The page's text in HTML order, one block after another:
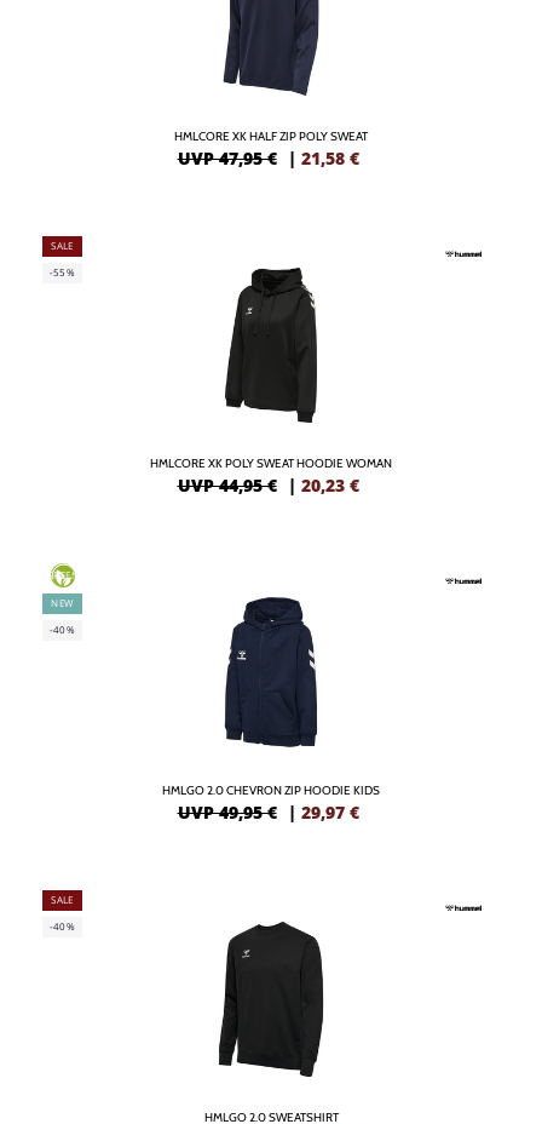
HMLCORE XK HALF ZIP POLY SWEAT
UVP 47,95 € | 21,58 €
SALE
-55%
HMLCORE XK POLY SWEAT HOODIE WOMAN
UVP 44,95 € | 20,23 €
GREEN
NEW
-40%
HMLGO 2.0 CHEVRON ZIP HOODIE KIDS
UVP 49,95 € | 29,97 €
SALE
-40%
HMLGO 2.0 SWEATSHIRT